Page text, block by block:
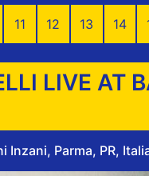
11 12 13 14
LIVE AT
Inzani, Parma, PR,